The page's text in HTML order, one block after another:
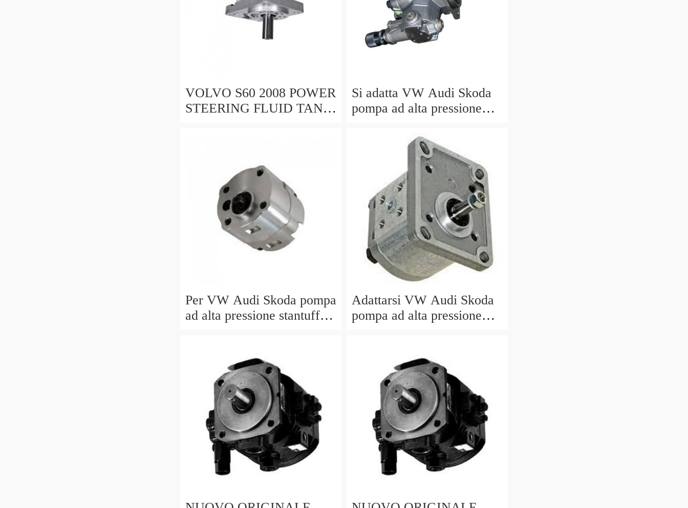
VOLVO S60 2008 POWER
STEERING FLUID TANK
Si adatta VW Audi Skoda
pompa ad alta pressione
06D109309C
Per VW Audi Skoda pompa
ad alta pressione stantuffo
Adattarsi VW Audi Skoda
pompa ad alta pressione